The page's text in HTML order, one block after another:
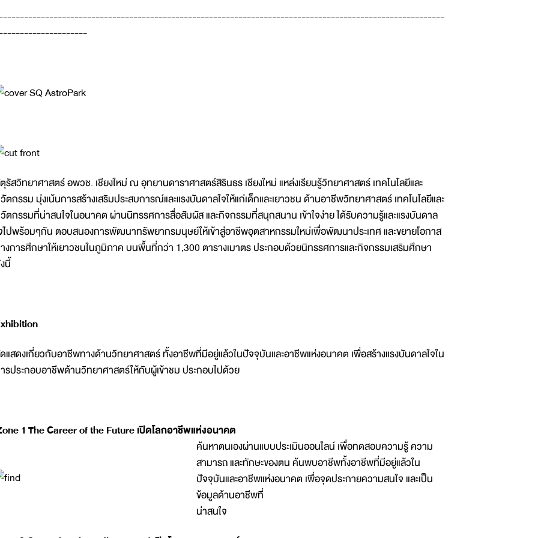
รัสวิทยาศาสตร์ อพวช. เชียงใหม่ ณ อุทยานดาราศาสตร์สิรินธร เชียงใหม่ แหล่งเรียนรู้วิทยาศาสตร์ เทคโนโลยีและ
ตกรรม มุ่งเน้นการสร้างเสริมประสบการณ์และแรงบันดาลใจให้แก่เด็กและเยาวชน ด้านอาชีพวิทยาศาสตร์ เทคโนโลยีและ
ตกรรมที่น่าสนใจในอนาคต ผ่านนิทรรศการสื่อสัมผัส และกิจกรรมที่สนุกสนาน เข้าใจง่าย ได้รับความรู้และแรงบันดาล
ไปพร้อมๆกัน ตอบสนองการพัฒนาทรัพยากรมนุษย์ให้เข้าสู่อาชีพอุตสาหกรรมใหม่เพื่อพัฒนาประเทศ และขยายโอกาส
งการศึกษาให้เยาวชนในภูมิภาค บนพื้นที่กว่า 1,300 ตารางเมาตร ประกอบด้วยนิทรรศการและกิจกรรมเสริมศึกษา
นี้
แสดงเกี่ยวกับอาชีพทางด้านวิทยาศาสตร์ ทั้งอาชีพที่มีอยู่แล้วในปัจจุบันและอาชีพแห่งอนาคต เพื่อสร้างแรงบันดาลใจใน
รประกอบอาชีพด้านวิทยาศาสตร์ให้กับผู้เข้าชม ประกอบไปด้วย
1 The Career of the Future เปิดโลกอาชีพแห่งอนาคต
ค้นหาตนเองผ่านแบบประเมินออนไลน์ เพื่อทดสอบความรู้ ความ
สามารถ และทักษะของตน ค้นพบอาชีพทั้งอาชีพที่มีอยู่แล้วใน
ปัจจุบันและอาชีพแห่งอนาคต เพื่อจุดประกายความสนใจ และเป็น
ข้อมูลด้านอาชีพที่
น่าสนใจ